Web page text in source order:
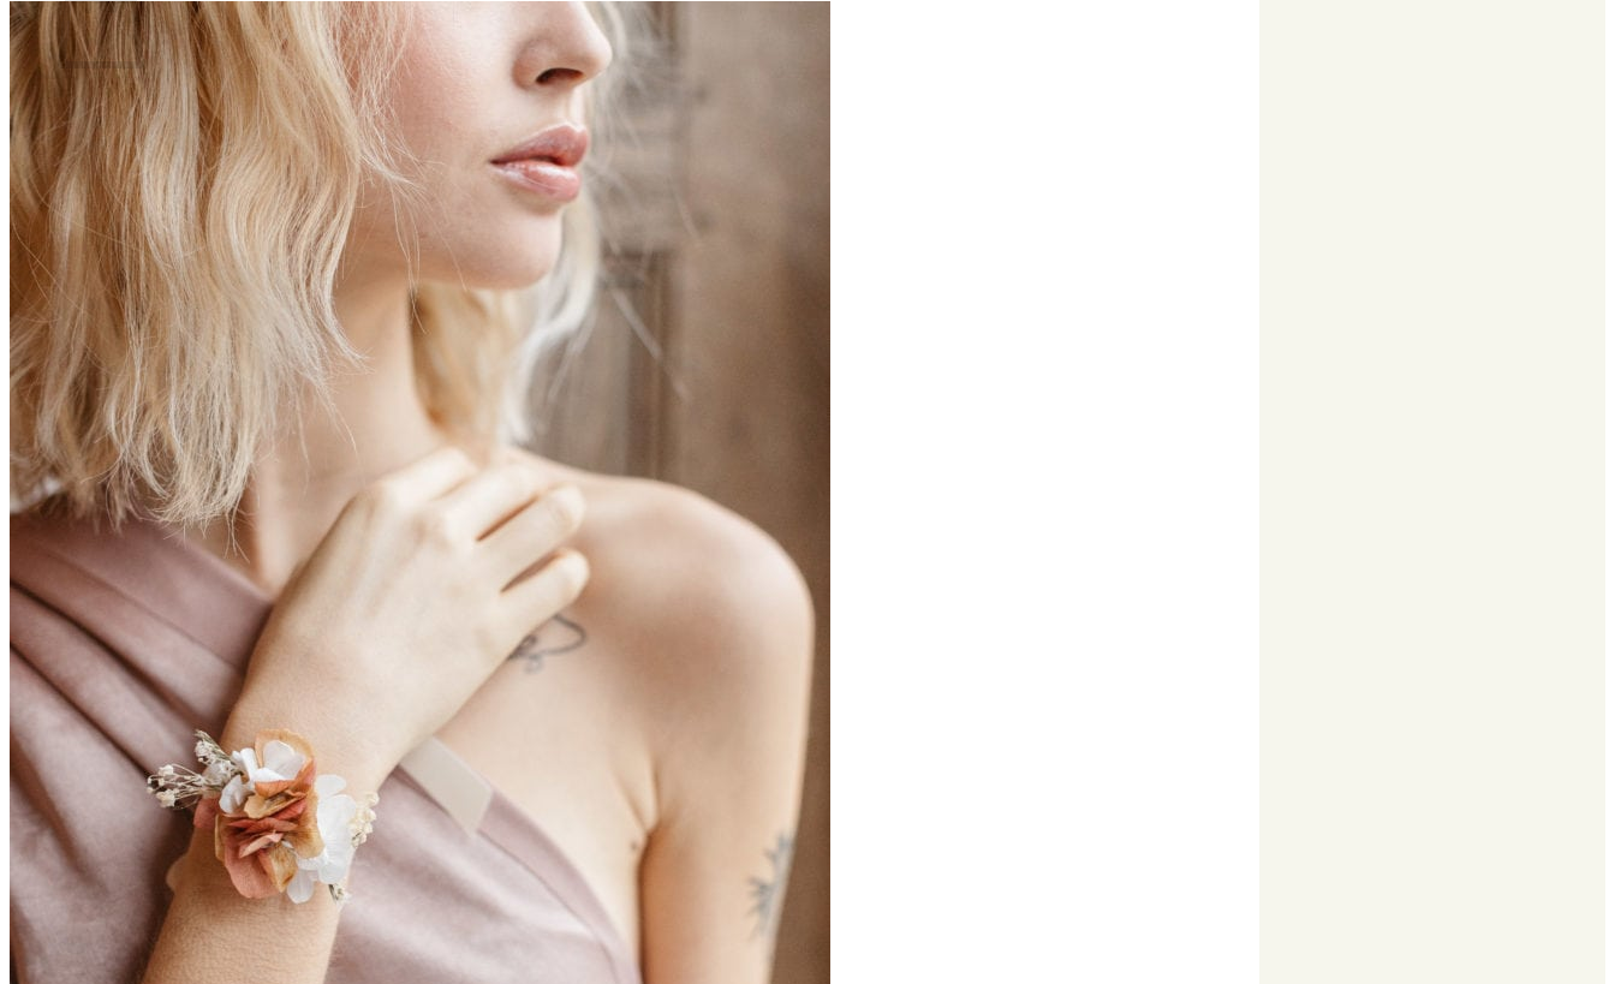
Votre panier est vide.
Retour à la boutique